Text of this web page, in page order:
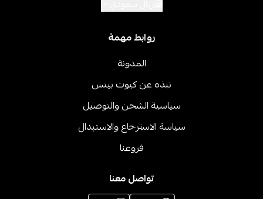
روابط مهمة
المدونة
نبذه عن كيوت بيتس
سياسية الشحن والتوصيل
سياسة الاسترجاع والاستبدال
فروعنا
تواصل معنا